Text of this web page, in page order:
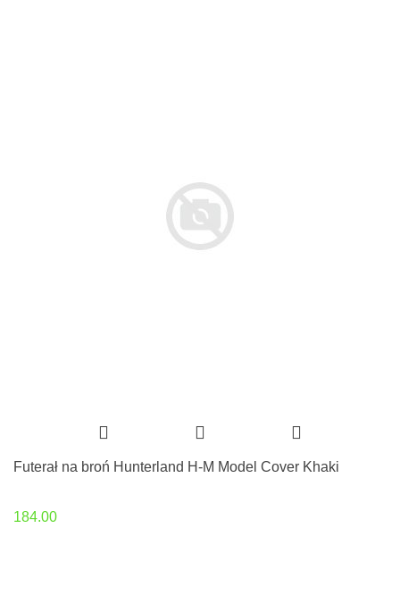
Futerał na broń Hunterland H-M Model Cover Khaki
184.00